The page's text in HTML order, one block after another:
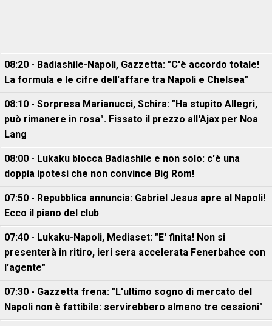
08:20 - Badiashile-Napoli, Gazzetta: "C'è accordo totale!
La formula e le cifre dell'affare tra Napoli e Chelsea"
08:10 - Sorpresa Marianucci, Schira: "Ha stupito Allegri,
può rimanere in rosa". Fissato il prezzo all'Ajax per Noa
Lang
08:00 - Lukaku blocca Badiashile e non solo: c'è una
doppia ipotesi che non convince Big Rom!
07:50 - Repubblica annuncia: Gabriel Jesus apre al Napoli!
Ecco il piano del club
07:40 - Lukaku-Napoli, Mediaset: "E' finita! Non si
presenterà in ritiro, ieri sera accelerata Fenerbahce con
l'agente"
07:30 - Gazzetta frena: "L'ultimo sogno di mercato del
Napoli non è fattibile: servirebbero almeno tre cessioni"